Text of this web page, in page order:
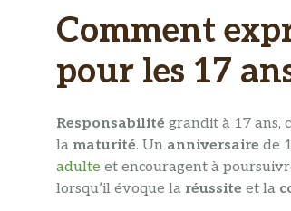
Comment
pour les 17
Responsabilité grandit à 17 ans,
la maturité. Un anniversaire de
adulte et encouragent à
lorsqu’il évoque la réussite et la